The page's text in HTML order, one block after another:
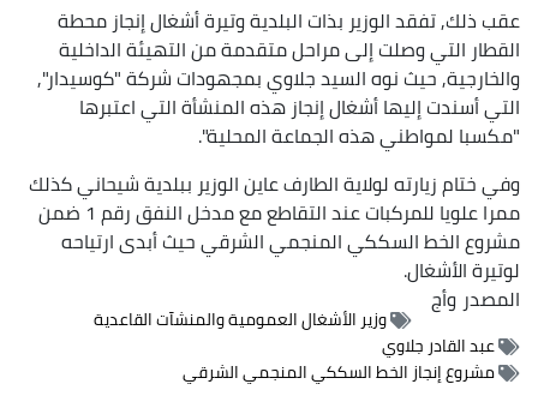
عقب ذلك, تفقد الوزير بذات البلدية وتيرة أشغال إنجاز محطة
القطار التي وصلت إلى مراحل متقدمة من التهيئة الداخلية
والخارجية, حيث نوه السيد جلاوي بمجهودات شركة "كوسيدار",
التي أسندت إليها أشغال إنجاز هذه المنشأة التي اعتبرها
"مكسبا لمواطني هذه الجماعة المحلية".
وفي ختام زيارته لولاية الطارف عاين الوزير ببلدية شيحاني كذلك
ممرا علويا للمركبات عند التقاطع مع مدخل النفق رقم 1 ضمن
مشروع الخط السككي المنجمي الشرقي حيث أبدى ارتياحه
لوتيرة الأشغال.
المصدروأج
وزير الأشغال العمومية والمنشآت القاعدية
عبد القادر جلاوي
مشروع إنجاز الخط السككي المنجمي الشرقي